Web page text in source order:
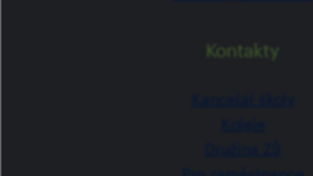
Kontakty